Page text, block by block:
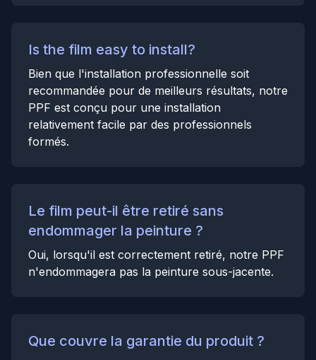
Is the film easy to install?
Bien que l'installation professionnelle soit
recommandée pour de meilleurs résultats, notre
PPF est conçu pour une installation
relativement facile par des professionnels
formés.
Le film peut-il être retiré sans
endommager la peinture ?
Oui, lorsqu'il est correctement retiré, notre PPF
n'endommagera pas la peinture sous-jacente.
Que couvre la garantie du produit ?